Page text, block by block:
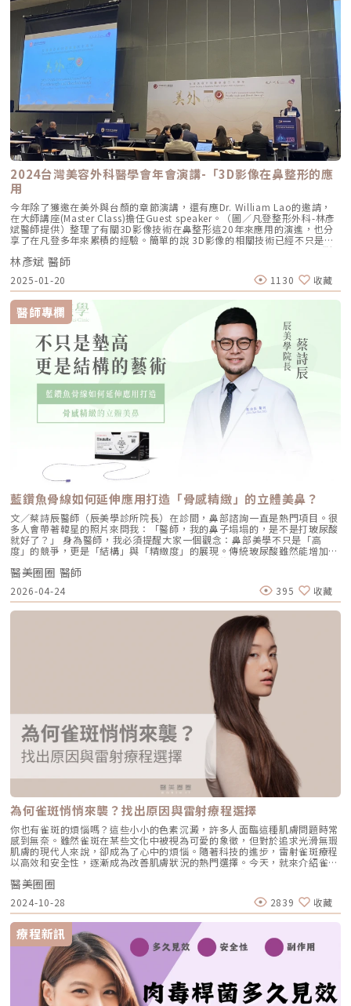
2024台灣美容外科醫學會年會演講-「3D影像在鼻整形的應
用
今年除了獲邀在美外與台顏的章節演講，還有應Dr. William Lao的邀請，
在大師講座(Master Class)擔任Guest speaker。（圖／凡登整形外科-林彥
斌醫師提供）整理了有關3D影像技術在鼻整形這20年來應用的演進，也分
享了在凡登多年來累積的經驗。簡單的說 3D影像的相關技術已經不只是用
來術前的模擬溝通，包括術前的手術計畫、術中的手術引導、術後的追蹤紀
錄與測量。術前、模擬與最終結果（圖／凡登整形外科-林彥斌醫師提供）
（圖／凡登整形外科-林彥斌醫師提供）就像是相機慢慢取代手繪一樣，3D
影像已經慢慢變成新一代的紀錄工具，價格也越來越親民，相信未來的普及
是必然的。另外一場演講則是分享了關於鼻整形重修手術的經驗（圖／凡登
整形外科-林彥斌醫師提供）（圖／凡登整形外科-林彥斌醫師提供）由於現
場不只有醫師，還有很多護理師、諮詢師，所以著重在觀念的教育而不是手
術執行的層面。鼻整形要同時處理硬組織跟軟組織，還會受到其他五官、骨
骼結構和軟組織皮膚罩的限制，一直都是所有手術裡面重修比例最高的項
目。這不是醫學沒有在進步或者醫生憨慢，而是累積了數十年的經驗以及材
料科學的進步。即使已經比2.30年前改善了很多，但還是有一至兩成的機會
需要重修，一切的一切就在於「有一定比例的軟組織不可控制」。簡單的
說，A跟B即使鼻子高度一樣,術中改變量也一樣，但長期結果還是會略有不
同。有的人吸收的多，有的人留得多有的人結構穩定，有的人崩塌彎曲偏斜
有的人疤痕鬆軟平整，有的人增生孿縮醫師只能憑過去的經驗去預判，去選
擇熟悉的材質，去針對可能會發生的問題做預防，這也是為什麼鼻整形醫師
的經驗很重要。因為處理重修最好的方法是預防，這大多仰賴術前的細節評
估以及術中精準控制。但即使這樣，還是會有不按預測的情況出現這就是人
森。（圖／轉載自網路）怕面對重修，也要一起教育我們的病人，不是所有
的重修或再次手術就是罪大惡極不可饒恕。不要急著上網公審手術的醫師，
而是要教育我們的病人，萬一有不理想的結果出現，我們的醫師都是有能力
處理。《點擊看完整文章介紹》文章轉載自「凡登整形外科-林彥斌醫師專
欄」
林彥斌 醫師
2025-01-20 1130 收藏
醫師專欄
藍鑽魚骨線如何延伸應用打造「骨感精緻」的立體美鼻？
文／蔡詩辰醫師（辰美學診所院長）在診間，鼻部諮詢一直是熱門項目。很
多人會帶著韓星的照片來問我：「醫師，我的鼻子塌塌的，是不是打玻尿酸
就好了？」 身為醫師，我必須提醒大家一個觀念：鼻部美學不只是「高
度」的競爭，更是「結構」與「精緻度」的展現。傳統玻尿酸雖然能增加體
積，但若針對支撐力不足的塌鼻子過度填充，往往會導致鼻樑變寬，變成所
謂的「阿凡達鼻」。這就是為什麼在辰美學，我更推崇使用 藍鑽魚骨線
（STRATAFIX®）的延伸應用進行鼻線支撐，這是一種更接近「微型鋼骨」
概念的結構藝術。一、 什麼是藍鑽魚骨線？解密「鼻部鋼骨」技術藍鑽魚
骨線是一款獲美國 FDA、歐盟 CE 及台灣衛福部三方核准的對稱型倒鉤線
材。之所以在鼻線領域被視為黃金標準，是因為它具備了其他線材難以企及
的物理特性：1. 一體成型的對稱倒鉤不同於傳統線材透過切割方式製造倒鉤
（容易導致線身脆弱），魚骨線是採用「壓模一體成型」。這讓它的線幹核
心非常強韌，不易斷裂。對稱的倒鉤設計能像魚骨一樣緊緊抓取組織，提供
極佳的支撐力與拉提強度。2. 含有抗菌成分的安全性這是許多人忽略的細
節。藍鑽魚骨線在製程中添加了 Triclosan 抑菌成份。根據臨床研究，這種
設計能有效降低術後感染的風險，對於鼻部這種血液循環較為特殊的區域來
說，安全性大幅提升。二、 為什麼塌鼻子更適合線雕？拒絕「阿凡達」的
關鍵塌鼻子的核心問題通常在於「鼻頭支撐力不足」與「山根地基扁平」。
如果單純使用玻尿酸填充，當注入量過多時，填充物會因為地基不穩而往兩
側擴散，導致鼻樑視覺上變寬。而 藍鑽魚骨線鼻線支撐則是利用線材的張
力，將鼻頭垂直撐起，並在鼻樑建立一條細直的結構。這就像是蓋房子先立
起鋼骨（線雕），再視情況填入水泥（玻尿酸或再生針）。這樣的做法能讓
鼻子看起來非常「骨感」且精緻，輪廓線條乾淨俐落，完全沒有多餘的肉
感。三、 蔡醫師的複合式美學：1+1>2 的精緻方案在辰美學，我強調的是
「動靜結合」與「分層修補」。鼻部的美感不能脫離全臉。蔡醫師的鼻部複
合美學：結構位移與全臉順修在辰美學，我強調的是「動靜結合」與「分層
修補」。鼻部的美感絕不能脫離全臉比例獨立存在，必須透過複合式治療，
才能達到真正無痕且精緻的視覺效果。1. 鼻部鋼骨 + 骨質支撐：鼻線支撐
＋ 玻尿酸這是我在臨床上最常使用的黃金組合。我們追求的是「先立體、
後塑型」。 結構建立： 先利用藍鑽魚骨線撐起鼻頭與山根的垂直高度，建
立穩固的「鋼骨結構」。 精細微調： 接著搭配玻尿酸（如 保柔緹
Belotero 或 蜂巢玻尿酸）進行細部塑形。玻尿酸在此扮演的是「水泥」的
角色，能填補線材間的微小空隙，讓鼻樑線條更加圓潤柔順，呈現自然且帶
有骨感的立體美鼻。2. 打造天生混血感：鼻線支撐 ＋ 上庭額頭順修許多客
人做了鼻線後，發現山根挺拔了，卻顯得額頭平扁，視覺上產生斷層。 銜
接美學： 為了打造完美的「混血感」，我會建議在進行鼻線支撐的同時，
針對上庭額頭進行順修。 飽滿過度： 透過玻尿酸填充額頭與眉骨的銜接
處，能讓挺拔的山根自然過渡到飽滿的額頭曲線。這種從側面看過去的流暢
「S 曲線」，才是打造天生混血顏的核心關鍵。3. 中下庭比例優化：鼻線支
撐 ＋ 蘋果肌深層脂肪墊支撐鼻子是中臉的支柱，當鼻尖挺起後，若中臉凹
陷，反而會顯得老態或刻薄。 視覺順修： 做完鼻線後，搭配玻尿酸進行蘋
果肌深層脂肪墊支撐。 立體中軸： 透過在中下庭區域製造飽滿的蘋果肌，
能讓視覺重心集中在臉部中軸線。不僅能順修鼻翼兩側的陰影，更能讓整體
輪廓從單點立體提升到面的飽滿，達到全臉減齡且精緻的效果。四、 誰適
合藍鑽魚骨線鼻線支撐？ 塌鼻、山根地基不足：希望有自然挺拔感，不想
醫美圈圈 醫師
2026-04-24 395 收藏
為何雀斑悄悄來襲？找出原因與雷射療程選擇
你也有雀斑的煩惱嗎？這些小小的色素沉澱，許多人面臨這種肌膚問題時常
感到無奈。雖然雀斑在某些文化中被視為可愛的象徵，但對於追求光滑無瑕
肌膚的現代人來說，卻成為了心中的煩惱。隨著科技的進步，雷射雀斑療程
以高效和安全性，逐漸成為改善肌膚狀況的熱門選擇。今天，就來介紹雀斑
形成的原因，以及哪些雷射療程能有效去除雀斑，讓你徹底和雀斑說Bye
Bye！雀斑的形成原因與影響雀斑是最普遍的淺層斑點，主要集中在表皮
層。這些直徑僅幾釐米的小圓點，好發在顴骨、鼻子和額頭等部位。雀斑形
成與陽光曝曬和曬傷密切相關，特別是那些不注意防曬的人更容易出現雀
斑，膚色較淺和頭髮顏色較淺的人尤為常見。此外，雀斑的產生也與遺傳基
因有關，可以觀察家庭成員的肌膚狀況來判斷。如果兄弟姐妹、父母或非直
系親戚有雀斑，這可能代表著雀斑與基因息息相關。哪些雷射適合有效去除
雀斑？現代雷射療程針對雀斑的選擇日益多元，並以更安全、精準的方式有
效去除色素沉澱。接下來，我們將介紹目前市面上針對雀斑的各類先進雷射
療程。皮秒雷射皮秒雷射透過超短雷射脈衝擊碎皮膚下的黑色素，將粉塵化
後由免疫系統吸收或隨代謝排出體外。與傳統雷射不同，皮秒雷射以光震波
效應代替熱能破壞黑色素，避免高溫滯留在肌膚上，減少熱傷害。皮秒雷射
醫美圈圈
2024-10-28 2839 收藏
療程新訊